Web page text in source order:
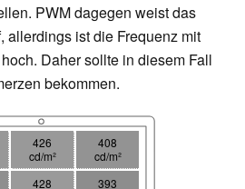
PWM dagegen weist das
allerdings ist die Frequenz mit
Daher sollte in diesem Fall
bekommen.
426
cd/m²
408
cd/m²
428 393